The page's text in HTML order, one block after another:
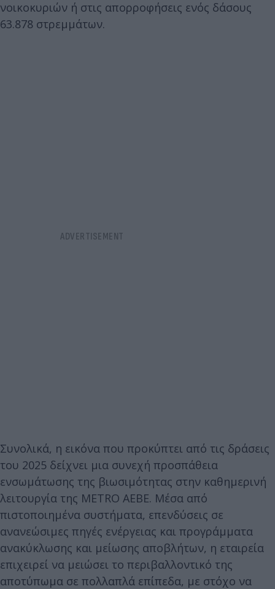
νοικοκυριών ή στις απορροφήσεις ενός δάσους
63.878 στρεμμάτων.
Συνολικά, η εικόνα που προκύπτει από τις δράσεις
του 2025 δείχνει μια συνεχή προσπάθεια
ενσωμάτωσης της βιωσιμότητας στην καθημερινή
λειτουργία της METRO ΑΕΒΕ. Μέσα από
πιστοποιημένα συστήματα, επενδύσεις σε
ανανεώσιμες πηγές ενέργειας και προγράμματα
ανακύκλωσης και μείωσης αποβλήτων, η εταιρεία
επιχειρεί να μειώσει το περιβαλλοντικό της
αποτύπωμα σε πολλαπλά επίπεδα, με στόχο να